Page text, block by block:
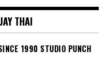
THAI
1990 STUDIO PUNCH